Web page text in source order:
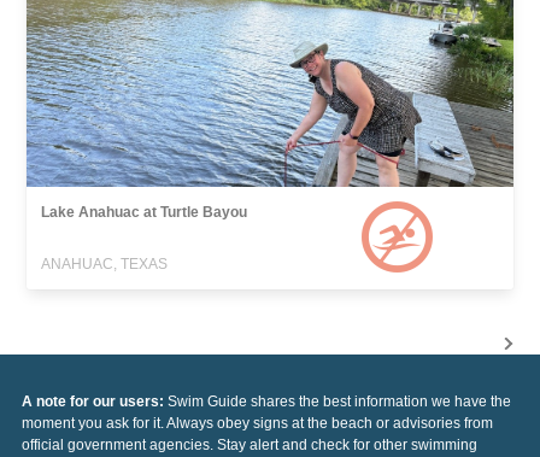
Lake Anahuac at Turtle Bayou
ANAHUAC, TEXAS
A note for our users: Swim Guide shares the best information we have the
moment you ask for it. Always obey signs at the beach or advisories from
official government agencies. Stay alert and check for other swimming